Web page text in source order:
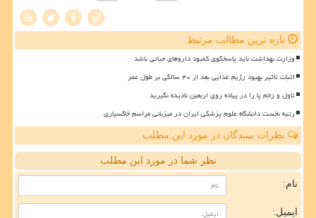
تازه ترین مطالب مرتبط
وزارت بهداشت باید پاسخگوی کمبود داروهای حیاتی باشد
اثبات تأثیر بهبود رژیم غذایی بعد از ۴۰ سالگی بر طول عمر
تاول و زخم پا را در پیاده روی اربعین نادیده نگیرید
رتبه نخست دانشگاه علوم پزشکی ایران در میزبانی مراسم خاکسپاری
نظرات بینندگان در مورد این مطلب
نظر شما در مورد این مطلب
نام:
ایمیل: